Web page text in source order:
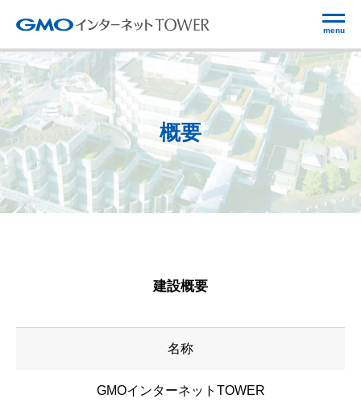
menu
概要
建設概要
名称
GMOインターネットTOWER